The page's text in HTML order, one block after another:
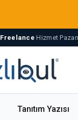
Freelance Hizmet Pazarı
Tanıtım Yazısı